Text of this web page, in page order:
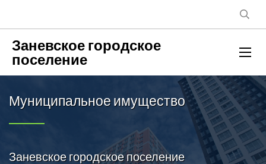
Заневское городское
поселение
Муниципальное имущество
Заневское городское поселение